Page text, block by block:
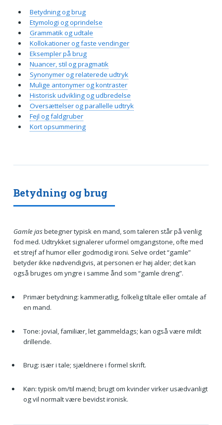
Betydning og brug
Gamle jasbetegner typisk en mand, som taleren står på venlig
fod med. Udtrykket signalerer uformel omgangstone, ofte med
et strejf af humor eller godmodig ironi. Selve ordet “gamle”
betyder ikke nødvendigvis, at personen er høj alder; det kan
også bruges om yngre i samme ånd som “gamle dreng”.
Primær betydning: kammeratlig, folkelig tiltale eller omtale af
en mand.
Tone: jovial, familiær, let gammeldags; kan også være mildt
drillende.
Brug: især i tale; sjældnere i formel skrift.
Køn: typisk om/til mænd; brugt om kvinder virker usædvanligt
og vil normalt være bevidst ironisk.
Betydning og brug
Etymologi og oprindelse
Grammatik og udtale
Kollokationer og faste vendinger
Eksempler på brug
Nuancer, stil og pragmatik
Synonymer og relaterede udtryk
Mulige antonymer og kontraster
Historisk udvikling og udbredelse
Oversættelser og parallelle udtryk
Fejl og faldgruber
Kort opsummering